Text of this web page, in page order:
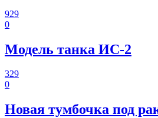
929
0
Модель танка ИС-2
329
0
Новая тумбочка под